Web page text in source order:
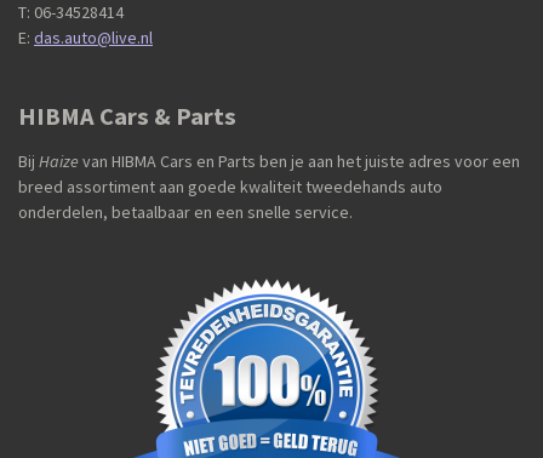
T: 06-34528414
E: das.auto@live.nl
HIBMA Cars & Parts
Bij Haizevan HIBMA Cars en Parts ben je aan het juiste adres voor een
breed assortiment aan goede kwaliteit tweedehands auto
onderdelen, betaalbaar en een snelle service.